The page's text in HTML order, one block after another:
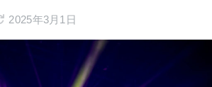
2025年3月1日